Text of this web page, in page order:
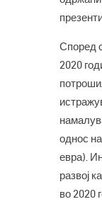
Според
2020
однос
евра).
развој
во 2020